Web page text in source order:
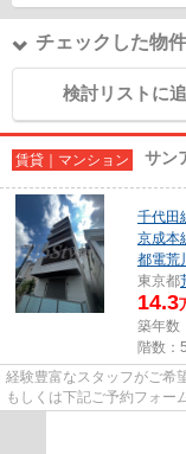
チェックした物
検討リストに
賃貸｜マンション サン
千代田
京成本
都電荒
東京都
14.3
築年数
階数：
経験豊富なスタッフがご希
もしくは下記ご予約フォー